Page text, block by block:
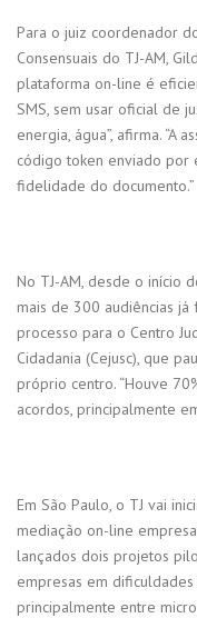
Para o juiz coordenador
Consensuais do TJ-AM,
plataforma on-line é
SMS, sem usar oficial de
energia, água”, afirma. “A
código token enviado por
fidelidade do documento.”
No TJ-AM, desde o início
mais de 300 audiências já
processo para o Centro
Cidadania (Cejusc), que
próprio centro. “Houve
acordos, principalmente
Em São Paulo, o TJ vai
mediação on-line
lançados dois projetos
empresas em
principalmente entre